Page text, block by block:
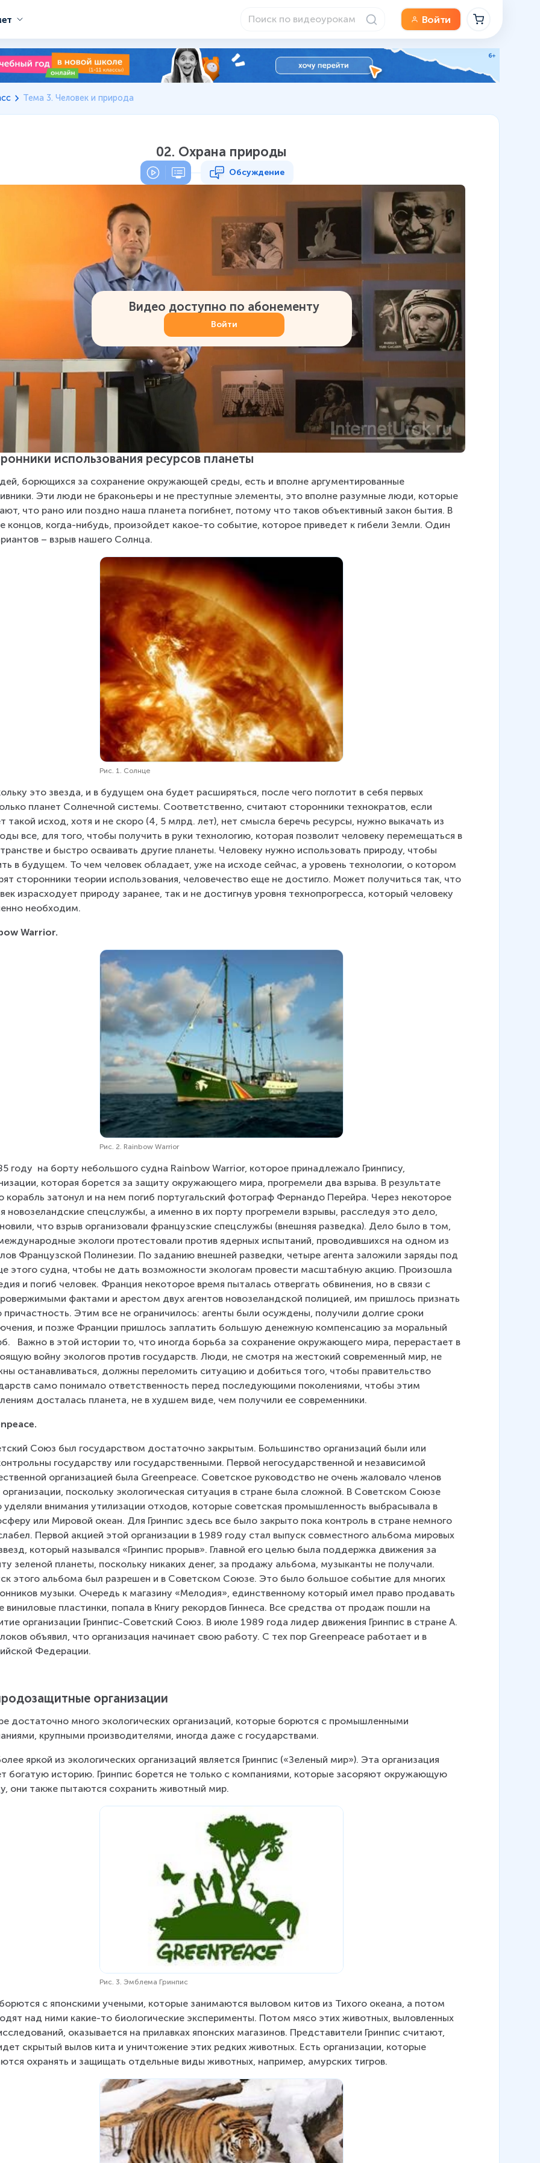
Войти
Тема 3. Человек и природа
02. Охрана природы
Обсуждение
Видео доступно по абонементу
Войти
использования ресурсов планеты
борющихся за сохранение окружающей среды, есть и вполне аргументированные
Эти люди не браконьеры и не преступные элементы, это вполне разумные люди, которые
что рано или поздно наша планета погибнет, потому что таков объективный закон бытия. В
концов, когда-нибудь, произойдет какое-то событие, которое приведет к гибели Земли. Один
– взрыв нашего Солнца.
Рис. 1. Солнце
это звезда, и в будущем она будет расширяться, после чего поглотит в себя первых
планет Солнечной системы. Соответственно, считают сторонники технократов, если
такой исход, хотя и не скоро (4, 5 млрд. лет), нет смысла беречь ресурсы, нужно выкачать из
все, для того, чтобы получить в руки технологию, которая позволит человеку перемещаться в
и быстро осваивать другие планеты. Человеку нужно использовать природу, чтобы
в будущем. То чем человек обладает, уже на исходе сейчас, а уровень технологии, о котором
сторонники теории использования, человечество еще не достигло. Может получиться так, что
израсходует природу заранее, так и не достигнув уровня технопрогресса, который человеку
необходим.
Warrior.
Рис. 2. Rainbow Warrior
году  на борту небольшого судна Rainbow Warrior, которое принадлежало Гринпису,
которая борется за защиту окружающего мира, прогремели два взрыва. В результате
корабль затонул и на нем погиб португальский фотограф Фернандо Перейра. Через некоторое
новозеландские спецслужбы, а именно в их порту прогремели взрывы, расследуя это дело,
что взрыв организовали французские спецслужбы (внешняя разведка). Дело было в том,
экологи протестовали против ядерных испытаний, проводившихся на одном из
Французской Полинезии. По заданию внешней разведки, четыре агента заложили заряды под
этого судна, чтобы не дать возможности экологам провести масштабную акцию. Произошла
и погиб человек. Франция некоторое время пыталась отвергать обвинения, но в связи с
фактами и арестом двух агентов новозеландской полицией, им пришлось признать
причастность. Этим все не ограничилось: агенты были осуждены, получили долгие сроки
и позже Франции пришлось заплатить большую денежную компенсацию за моральный
Важно в этой истории то, что иногда борьба за сохранение окружающего мира, перерастает в
войну экологов против государств. Люди, не смотря на жестокий современный мир, не
останавливаться, должны переломить ситуацию и добиться того, чтобы правительство
само понимало ответственность перед последующими поколениями, чтобы этим
досталась планета, не в худшем виде, чем получили ее современники.
Союз был государством достаточно закрытым. Большинство организаций были или
государству или государственными. Первой негосударственной и независимой
организацией была Greenpeace. Советское руководство не очень жаловало членов
организации, поскольку экологическая ситуация в стране была сложной. В Советском Союзе
уделяли внимания утилизации отходов, которые советская промышленность выбрасывала в
или Мировой океан. Для Гринпис здесь все было закрыто пока контроль в стране немного
Первой акцией этой организации в 1989 году стал выпуск совместного альбома мировых
который назывался «Гринпис прорыв». Главной его целью была поддержка движения за
зеленой планеты, поскольку никаких денег, за продажу альбома, музыканты не получали.
этого альбома был разрешен и в Советском Союзе. Это было большое событие для многих
музыки. Очередь к магазину «Мелодия», единственному который имел право продавать
виниловые пластинки, попала в Книгу рекордов Гиннеса. Все средства от продаж пошли на
организации Гринпис-Советский Союз. В июле 1989 года лидер движения Гринпис в стране А.
объявил, что организация начинает свою работу. С тех пор Greenpeace работает и в
Федерации.
организации
достаточно много экологических организаций, которые борются с промышленными
крупными производителями, иногда даже с государствами.
яркой из экологических организаций является Гринпис («Зеленый мир»). Эта организация
богатую историю. Гринпис борется не только с компаниями, которые засоряют окружающую
они также пытаются сохранить животный мир.
Рис. 3. Эмблема Гринпис
с японскими учеными, которые занимаются выловом китов из Тихого океана, а потом
над ними какие-то биологические эксперименты. Потом мясо этих животных, выловленных
оказывается на прилавках японских магазинов. Представители Гринпис считают,
скрытый вылов кита и уничтожение этих редких животных. Есть организации, которые
охранять и защищать отдельные виды животных, например, амурских тигров.